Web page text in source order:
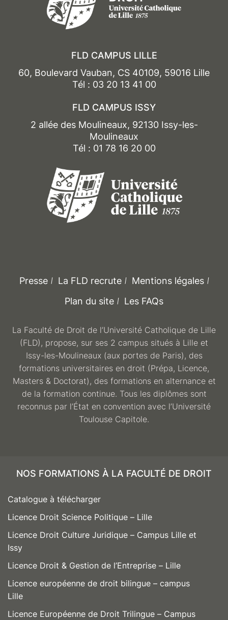
FLD CAMPUS LILLE
60, Boulevard Vauban, CS 40109, 59016 Lille
Tél : 03 20 13 41 00
FLD CAMPUS ISSY
2 allée des Moulineaux, 92130 Issy-les-
Moulineaux
Tél : 01 78 16 20 00
Presse La FLD recrute
Mentions légales
Plan du site
Les FAQs
La Faculté de Droit de l’Université Catholique de Lille
(FLD), propose, sur ses 2 campus situés à Lille et
Issy-les-Moulineaux (aux portes de Paris), des
formations universitaires en droit (Prépa, Licence,
Masters & Doctorat), des formations en alternance et
de la formation continue. Tous les diplômes sont
reconnus par l’État en convention avec l’Université
Toulouse Capitole.
NOS FORMATIONS À LA FACULTÉ DE DROIT
Catalogue à télécharger
Licence Droit Science Politique – Lille
Licence Droit Culture Juridique – Campus Lille et
Issy
Licence Droit & Gestion de l’Entreprise – Lille
Licence européenne de droit bilingue – campus
Lille
Licence Européenne de Droit Trilingue – Campus